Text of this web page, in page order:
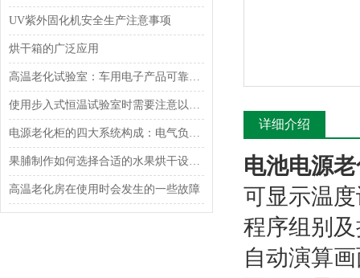
UV紫外固化机安全生产注意事项
烘干箱的广泛应用
高温老化试验室：车用电子产品可靠性验证的“炼金炉”
使用步入式恒温试验室时需要注意以下几点事项
电源老化柜的四大系统构成：电气负载、环境温控、安全与结构
果脯制作如何选择合适的水果烘干设备？
高温老化房在使用时会发生的一些故障
详细介绍
电池电源
可显示温
程序组别
自动演算